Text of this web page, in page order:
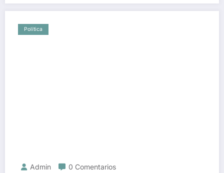
Política
Admin 0 Comentarios